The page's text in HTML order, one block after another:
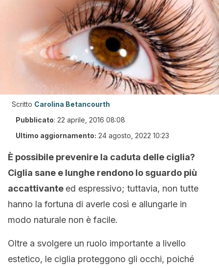
Scritto Carolina Betancourth
Pubblicato: 22 aprile, 2016 08:08
Ultimo aggiornamento: 24 agosto, 2022 10:23
È possibile prevenire la caduta delle ciglia?
Ciglia sane e lunghe rendono lo sguardo più
accattivante ed espressivo; tuttavia, non tutte
hanno la fortuna di averle così e allungarle in
modo naturale non è facile.
Oltre a svolgere un ruolo importante a livello
estetico, le ciglia proteggono gli occhi, poiché